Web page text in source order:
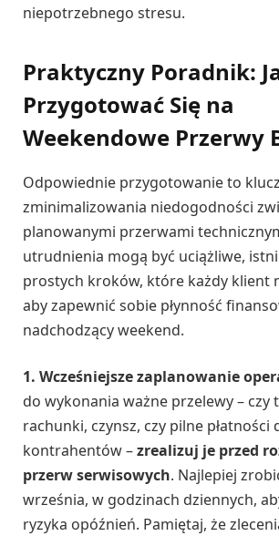
niepotrzebnego stresu.
Praktyczny Poradnik:
Przygotować Się na
Weekendowe Przerwy
Odpowiednie przygotowanie to
zminimalizowania niedogodności
planowanymi przerwami
utrudnienia mogą być uciążliwe,
prostych kroków, które każdy klient
aby zapewnić sobie płynność
nadchodzący weekend.
1. Wcześniejsze zaplanowanie
do wykonania ważne przelewy – czy
rachunki, czynsz, czy pilne płatności
kontrahentów –zrealizuj je przed
przerw serwisowych. Najlepiej
września, w godzinach dziennych,
ryzyka opóźnień. Pamiętaj, że